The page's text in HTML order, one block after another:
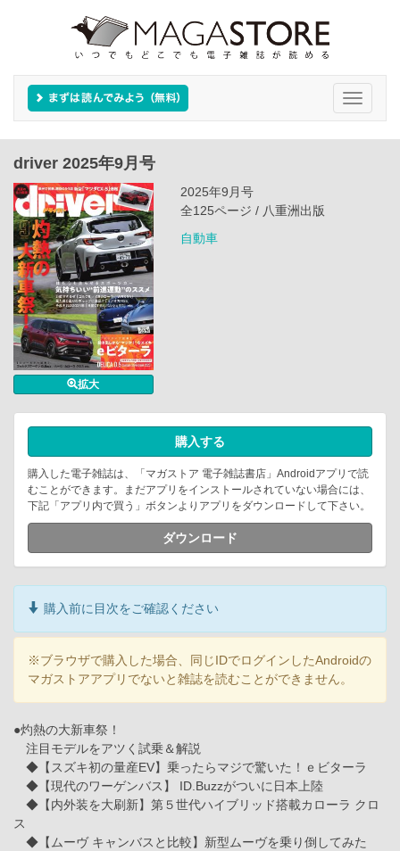
Toggle
driver 2025年9月号
拡大
2025年9月号
全125ページ / 八重洲出版
自動車
購入する
購入した電子雑誌は、「マガストア 電子雑誌書店」Androidアプリで読
むことができます。まだアプリをインストールされていない場合には、
下記「アプリ内で買う」ボタンよりアプリをダウンロードして下さい。
ダウンロード
購入前に目次をご確認ください
※ブラウザで購入した場合、同じIDでログインしたAndroidの
マガストアアプリでないと雑誌を読むことができません。
●灼熱の大新車祭！
注目モデルをアツく試乗＆解説
◆【スズキ初の量産EV】乗ったらマジで驚いた！ｅビターラ
◆【現代のワーゲンバス】 ID.Buzzがついに日本上陸
◆【内外装を大刷新】第５世代ハイブリッド搭載カローラ クロ
ス
◆【ムーヴ キャンバスと比較】新型ムーヴを乗り倒してみた